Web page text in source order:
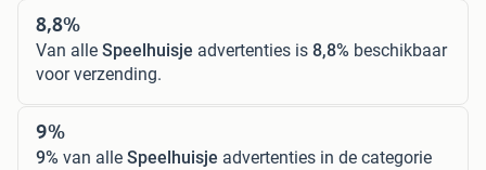
8,8%
Van alle Speelhuisje advertenties is 8,8% beschikbaar
voor verzending.
9%
9% van alle Speelhuisje advertenties in de categorie